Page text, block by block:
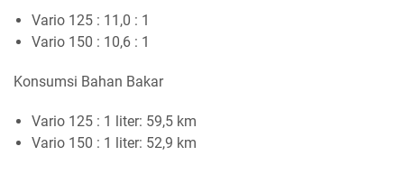
Vario 125 : 11,0 : 1
Vario 150 : 10,6 : 1
Konsumsi Bahan Bakar
Vario 125 : 1 liter: 59,5 km
Vario 150 : 1 liter: 52,9 km